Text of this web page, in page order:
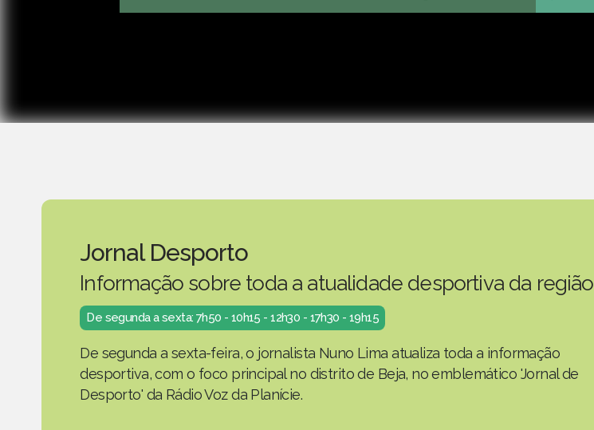
Play
Jornal Desporto
Informação sobre toda a atualidade desportiva da região
De segunda a sexta: 7h50 - 10h15 - 12h30 - 17h30 - 19h15
De segunda a sexta-feira, o jornalista Nuno Lima atualiza toda a informação
desportiva, com o foco principal no distrito de Beja, no emblemático 'Jornal de
Desporto' da Rádio Voz da Planície.